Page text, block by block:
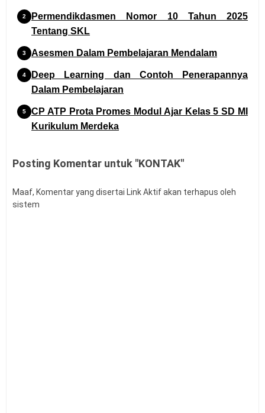
Permendikdasmen Nomor 10 Tahun 2025
Tentang SKL
Asesmen Dalam Pembelajaran Mendalam
Deep Learning dan Contoh Penerapannya
Dalam Pembelajaran
CP ATP Prota Promes Modul Ajar Kelas 5 SD MI
Kurikulum Merdeka
Kelas 6 SD
PM
Posting Komentar untuk "KONTAK"
Maaf, Komentar yang disertai Link Aktif akan terhapus oleh
sistem